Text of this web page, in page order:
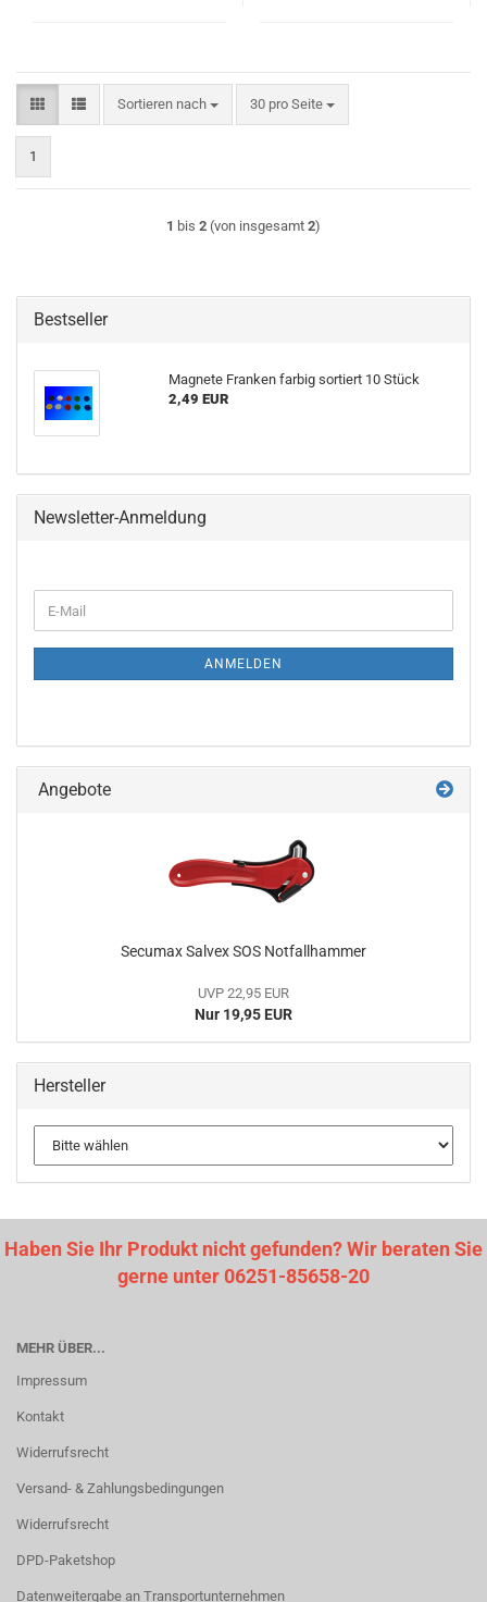
Sortieren nach
Sortieren nach 30 pro Seite
pro Seite
1
1 bis 2 (von insgesamt 2)
Bestseller
Magnete Franken farbig sortiert 10 Stück
2,49 EUR
Newsletter-Anmeldung
ZUR
E-
Mail
ANMELDEN
Angebote
Secumax Salvex SOS Notfallhammer
UVP 22,95 EUR
Nur 19,95 EUR
Hersteller
Haben Sie Ihr Produkt nicht gefunden? Wir beraten Sie
gerne unter 06251-85658-20
MEHR ÜBER...
Impressum
Kontakt
Widerrufsrecht
Versand- & Zahlungsbedingungen
Widerrufsrecht
DPD-Paketshop
Datenweitergabe an Transportunternehmen